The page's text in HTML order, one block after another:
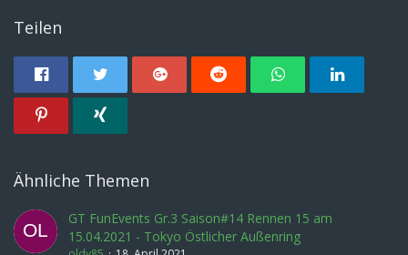
Teilen
Ähnliche Themen
GT FunEvents Gr.3 Saison#14 Rennen 15 am
15.04.2021 - Tokyo Östlicher Außenring